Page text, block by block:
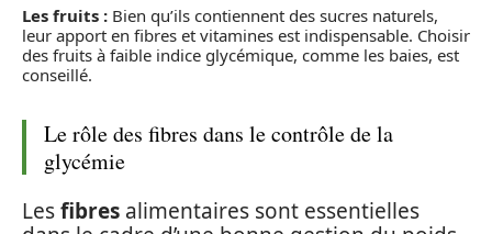
Les fruits : Bien qu’ils contiennent des sucres naturels,
leur apport en fibres et vitamines est indispensable. Choisir
des fruits à faible indice glycémique, comme les baies, est
conseillé.
Le rôle des fibres dans le contrôle de la
glycémie
Lesfibres alimentaires sont essentielles